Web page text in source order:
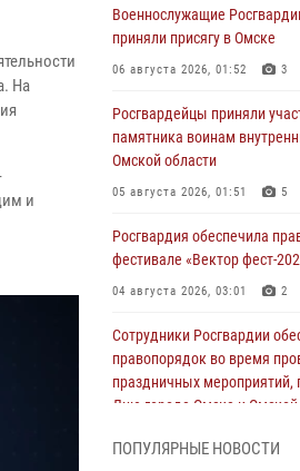
На
и
Военнослужащие
приняли присягу в Омске
06 августа 2026, 01:52 3
Росгвардейцы приняли
памятника воинам
Омской области
05 августа 2026, 01:51 5
Росгвардия обеспечила
фестивале «Вектор фест-
04 августа 2026, 03:01 2
Сотрудники Росгвардии
правопорядок во время
праздничных
Дню города Омска и Омской
ПОПУЛЯРНЫЕ НОВОСТИ